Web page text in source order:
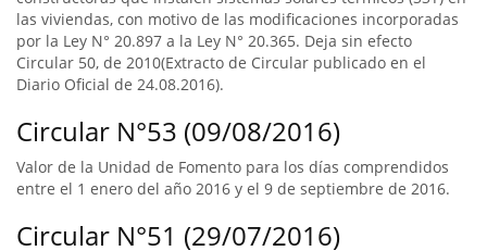
las viviendas, con motivo de las modificaciones incorporadas
por la Ley N° 20.897 a la Ley N° 20.365. Deja sin efecto
Circular 50, de 2010(Extracto de Circular publicado en el
Diario Oficial de 24.08.2016).
Circular N°53 (09/08/2016)
Valor de la Unidad de Fomento para los días comprendidos
entre el 1 enero del año 2016 y el 9 de septiembre de 2016.
Circular N°51 (29/07/2016)